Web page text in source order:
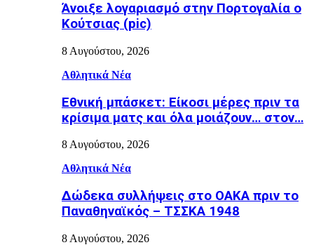
Άνοιξε λογαριασμό στην Πορτογαλία ο
Κούτσιας (pic)
8 Αυγούστου, 2026
Αθλητικά Νέα
Εθνική μπάσκετ: Είκοσι μέρες πριν τα
κρίσιμα ματς και όλα μοιάζουν… στον…
8 Αυγούστου, 2026
Αθλητικά Νέα
Δώδεκα συλλήψεις στο ΟΑΚΑ πριν το
Παναθηναϊκός – ΤΣΣΚΑ 1948
8 Αυγούστου, 2026